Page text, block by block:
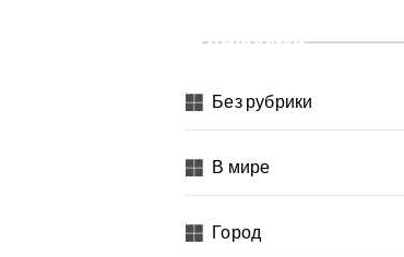
Рубрики
Без рубрики
В мире
Город